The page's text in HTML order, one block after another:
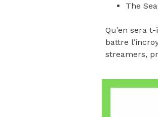
The
Qu’en sera
battre
streamers,